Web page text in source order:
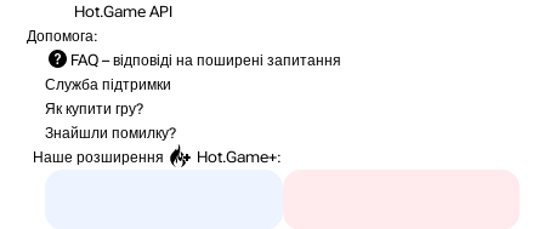
Hot.Game API
Допомога:
FAQ – відповіді на поширені запитання
Служба підтримки
Як купити гру?
Знайшли помилку?
Наше розширення
Hot.Game+: